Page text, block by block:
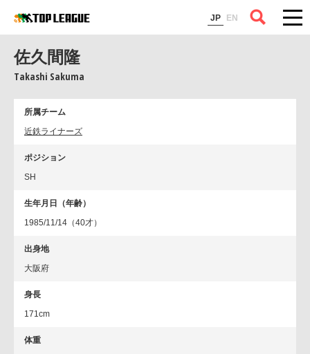
JP EN
コラム
佐久間隆
Takashi Sakuma
所属チーム
近鉄ライナーズ
ポジション
SH
生年月日（年齢）
1985/11/14（40才）
出身地
大阪府
身長
171cm
体重